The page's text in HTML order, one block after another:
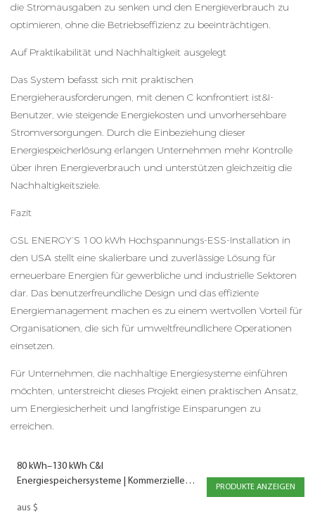
die Stromausgaben zu senken und den Energieverbrauch zu
optimieren, ohne die Betriebseffizienz zu beeinträchtigen.
Auf Praktikabilität und Nachhaltigkeit ausgelegt
Das System befasst sich mit praktischen
Energieherausforderungen, mit denen C konfrontiert ist&I-
Benutzer, wie steigende Energiekosten und unvorhersehbare
Stromversorgungen. Durch die Einbeziehung dieser
Energiespeicherlösung erlangen Unternehmen mehr Kontrolle
über ihren Energieverbrauch und unterstützen gleichzeitig die
Nachhaltigkeitsziele.
Fazit
GSL ENERGY’S 100 kWh Hochspannungs-ESS-Installation in
den USA stellt eine skalierbare und zuverlässige Lösung für
erneuerbare Energien für gewerbliche und industrielle Sektoren
dar. Das benutzerfreundliche Design und das effiziente
Energiemanagement machen es zu einem wertvollen Vorteil für
Organisationen, die sich für umweltfreundlichere Operationen
einsetzen.
Für Unternehmen, die nachhaltige Energiesysteme einführen
möchten, unterstreicht dieses Projekt einen praktischen Ansatz,
um Energiesicherheit und langfristige Einsparungen zu
erreichen.
80 kWh–130 kWh C&I
Energiespeichersysteme | Kommerzielle
Batterielösungen
aus $
PRODUKTE ANZEIGEN